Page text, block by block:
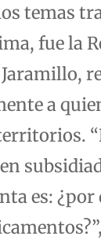
temas
fue la
a
es: